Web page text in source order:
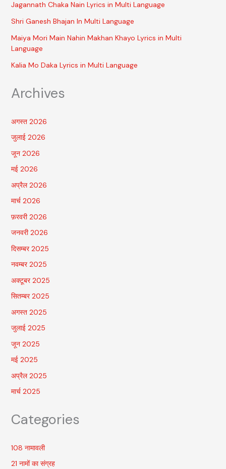
Jagannath Chaka Nain Lyrics in Multi Language
Shri Ganesh Bhajan In Multi Language
Maiya Mori Main Nahin Makhan Khayo Lyrics in Multi
Language
Kalia Mo Daka Lyrics in Multi Language
Archives
अगस्त 2026
जुलाई 2026
जून 2026
मई 2026
अप्रैल 2026
मार्च 2026
फ़रवरी 2026
जनवरी 2026
दिसम्बर 2025
नवम्बर 2025
अक्टूबर 2025
सितम्बर 2025
अगस्त 2025
जुलाई 2025
जून 2025
मई 2025
अप्रैल 2025
मार्च 2025
Categories
108 नामावली
21 नामों का संग्रह